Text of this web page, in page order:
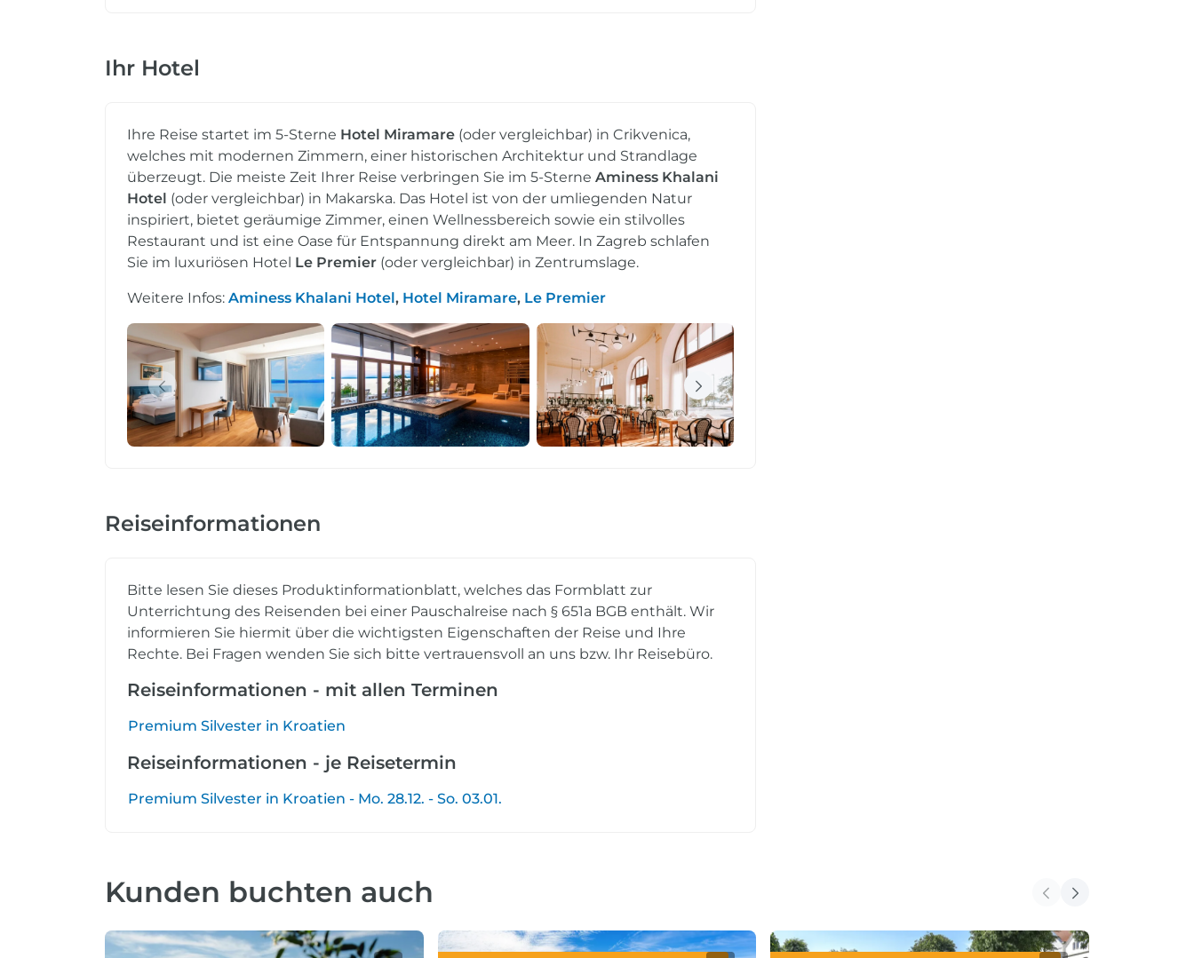
Ihr Hotel
Ihre Reise startet im 5-Sterne Hotel Miramare (oder vergleichbar) in Crikvenica,
welches mit modernen Zimmern, einer historischen Architektur und Strandlage
überzeugt. Die meiste Zeit Ihrer Reise verbringen Sie im 5-Sterne Aminess Khalani
Hotel (oder vergleichbar) in Makarska. Das Hotel ist von der umliegenden Natur
inspiriert, bietet geräumige Zimmer, einen Wellnessbereich sowie ein stilvolles
Restaurant und ist eine Oase für Entspannung direkt am Meer. In Zagreb schlafen
Sie im luxuriösen Hotel Le Premier (oder vergleichbar) in Zentrumslage.
Weitere Infos: Aminess Khalani Hotel, Hotel Miramare, Le Premier
Reiseinformationen
Bitte lesen Sie dieses Produktinformationblatt, welches das Formblatt zur
Unterrichtung des Reisenden bei einer Pauschalreise nach § 651a BGB enthält. Wir
informieren Sie hiermit über die wichtigsten Eigenschaften der Reise und Ihre
Rechte. Bei Fragen wenden Sie sich bitte vertrauensvoll an uns bzw. Ihr Reisebüro.
Reiseinformationen - mit allen Terminen
Premium Silvester in Kroatien
Reiseinformationen - je Reisetermin
Premium Silvester in Kroatien - Mo. 28.12. - So. 03.01.
Kunden buchten auch